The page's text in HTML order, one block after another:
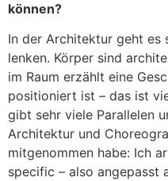
können?
In der Architektur geht es
lenken. Körper sind
im Raum erzählt eine
positioniert ist – das ist
gibt sehr viele Parallelen
Architektur und
mitgenommen habe: Ich
specific – also angepasst